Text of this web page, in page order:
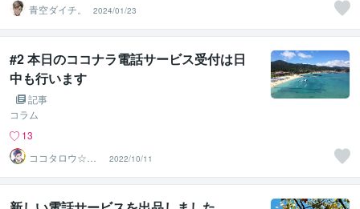
青空ダイチ。
2024/01/23
#2 本日のココナラ電話サービス受付は日
中も行います
記事
コラム
13
ココタロウ☆メ
ンタルレリーブ
2022/10/11